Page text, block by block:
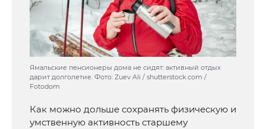
Ямальские пенсионеры дома не сидят: активный отдых
дарит долголетие. Фото: Zuev Ali / shutterstock.com /
Fotodom
Как можно дольше сохранять физическую и
умственную активность старшему